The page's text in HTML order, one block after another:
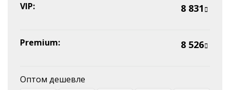
VIP: 8 831
Premium: 8 526
Оптом дешевле